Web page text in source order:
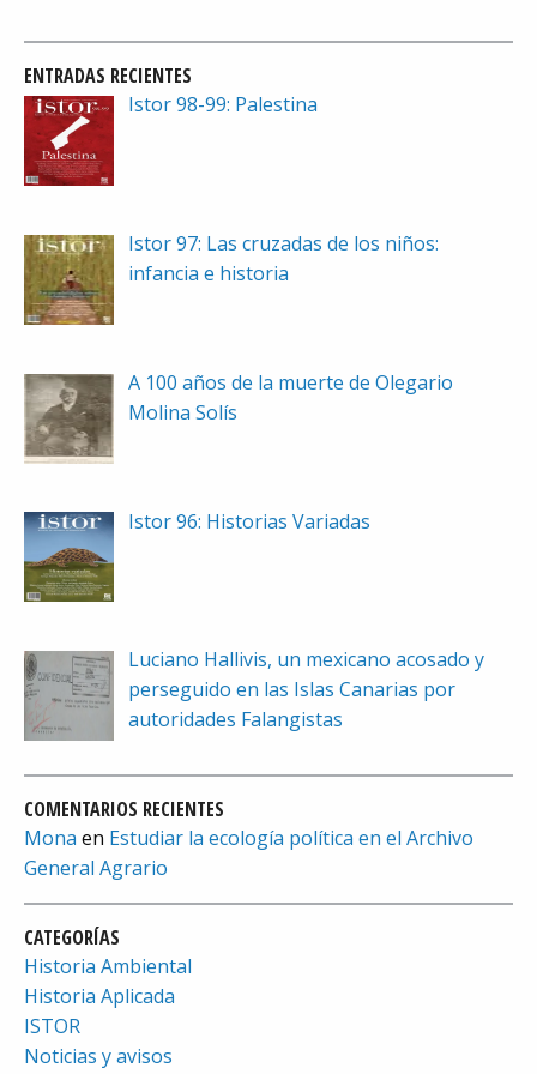
ENTRADAS RECIENTES
Istor 98-99: Palestina
Istor 97: Las cruzadas de los niños:
infancia e historia
A 100 años de la muerte de Olegario
Molina Solís
Istor 96: Historias Variadas
Luciano Hallivis, un mexicano acosado y
perseguido en las Islas Canarias por
autoridades Falangistas
COMENTARIOS RECIENTES
Mona en Estudiar la ecología política en el Archivo
General Agrario
CATEGORÍAS
Historia Ambiental
Historia Aplicada
ISTOR
Noticias y avisos